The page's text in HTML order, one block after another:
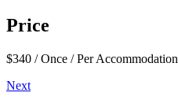
Price
$340 / Once / Per Accommodation
Indlægsnavigation
Next
Next